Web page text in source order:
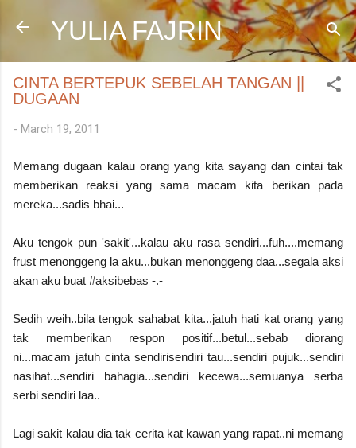
Skip to main content
YULIA FAJRIN
CINTA BERTEPUK SEBELAH TANGAN ||
DUGAAN
- March 19, 2011
Memang dugaan kalau orang yang kita sayang dan cintai tak
memberikan reaksi yang sama macam kita berikan pada
mereka...sadis bhai...
Aku tengok pun 'sakit'...kalau aku rasa sendiri...fuh....memang
frust menonggeng la aku...bukan menonggeng daa...segala aksi
akan aku buat #aksibebas -.-
Sedih weih..bila tengok sahabat kita...jatuh hati kat orang yang
tak memberikan respon positif...betul...sebab diorang
ni...macam jatuh cinta sendirisendiri tau...sendiri pujuk...sendiri
nasihat...sendiri bahagia...sendiri kecewa...semuanya serba
serbi sendiri laa..
Lagi sakit kalau dia tak cerita kat kawan yang rapat..ni memang